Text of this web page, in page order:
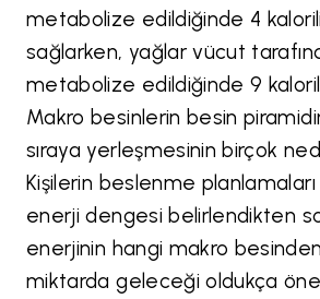
metabolize edildiğinde 4
sağlarken, yağlar vücut
metabolize edildiğinde 9
Makro besinlerin besin
sıraya yerleşmesinin birçok
Kişilerin beslenme planlamaları
enerji dengesi belirlendikten
enerjinin hangi makro
miktarda geleceği oldukça